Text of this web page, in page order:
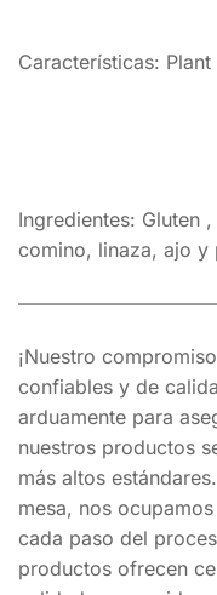
Características: Plant
Ingredientes: Gluten
comino, linaza, ajo y
¡Nuestro
confiables y de
arduamente para
nuestros productos
más altos
mesa, nos
cada paso del
productos ofrecen